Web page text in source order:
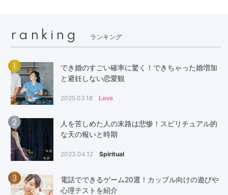
ranking ランキング
でき婚のすごい確率に驚く！できちゃった婚増加
と避妊しない恋愛観
2025.03.18 Love
2
人を苦しめた人の末路は悲惨！スピリチュアル的
な天の報いと時期
2023.04.12 Spiritual
3
電話でできるゲーム20選！カップル向けの遊びや
心理テストを紹介